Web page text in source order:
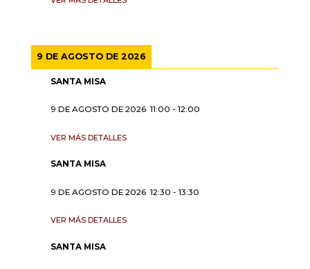
9 DE AGOSTO DE 2026
SANTA MISA
9 DE AGOSTO DE 2026 11:00 - 12:00
VER MÁS DETALLES
SANTA MISA
9 DE AGOSTO DE 2026 12:30 - 13:30
VER MÁS DETALLES
SANTA MISA